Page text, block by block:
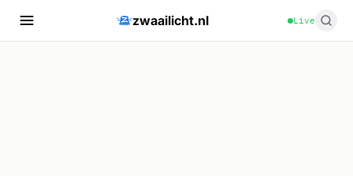
zwaailicht.nl Live